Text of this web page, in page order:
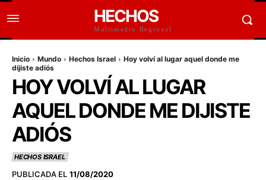
HECHOS
Multimedio Regional
Inicio Mundo Hechos Israel
Hoy volví al lugar aquel donde me
dijiste adiós
HOY VOLVÍ AL LUGAR
AQUEL DONDE ME DIJISTE
ADIÓS
HECHOS ISRAEL
PUBLICADA EL 11/08/2020